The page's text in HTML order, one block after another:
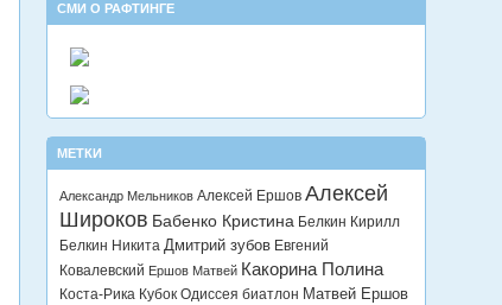
СМИ О РАФТИНГЕ
МЕТКИ
Александр Мельников Алексей Ершов Алексей
Широков Бабенко Кристина Белкин Кирилл
Белкин Никита Дмитрий зубов Евгений
Ковалевский Ершов Матвей Какорина Полина
Коста-Рика Кубок Одиссея биатлон Матвей Ершов